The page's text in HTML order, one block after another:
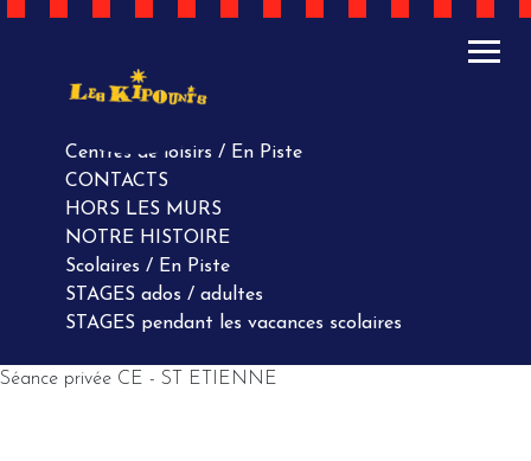
ACTUALITÉS
AGENDA
Centres de loisirs / En Piste
CONTACTS
HORS LES MURS
NOTRE HISTOIRE
Scolaires / En Piste
STAGES ados / adultes
STAGES pendant les vacances scolaires
Séance privée CE - ST ETIENNE